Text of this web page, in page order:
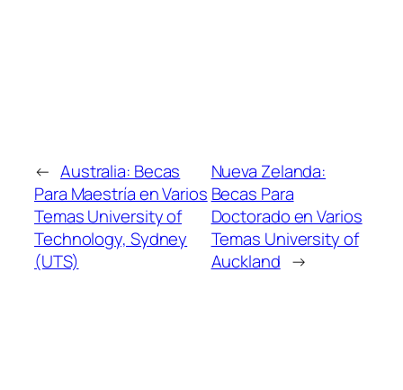
← Australia: Becas
Para Maestría en Varios
Temas University of
Technology, Sydney
(UTS)
Nueva Zelanda:
Becas Para
Doctorado en Varios
Temas University of
Auckland →